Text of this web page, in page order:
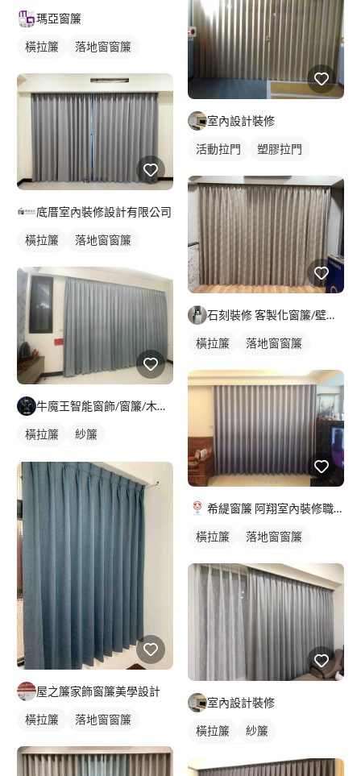
瑪亞窗簾
橫拉簾 落地窗窗簾
底厝室內裝修設計有限公司
橫拉簾 落地窗窗簾
牛魔王智能窗飾/窗簾/木地板/系統家具
橫拉簾
紗簾
屋之簾家飾窗簾美學設計
橫拉簾 落地窗窗簾
室內設計裝修
活動拉門 塑膠拉門
石刻裝修 客製化窗簾/壁紙/地板/系統櫃
橫拉簾 落地窗窗簾
希緹窗簾 阿翔室內裝修職人
橫拉簾 落地窗窗簾
室內設計裝修
橫拉簾
紗簾